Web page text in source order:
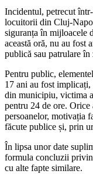
Incidentul, petrecut
locuitorii din Cluj-
siguranța în mijloacele
această oră, nu au fost
publică sau patrulare în
Pentru public,
17 ani au fost implicați,
din municipiu, victima
pentru 24 de ore. Orice
persoanelor, motivația
făcute publice și, prin
În lipsa unor date
formula concluzii
cu alte fapte similare.